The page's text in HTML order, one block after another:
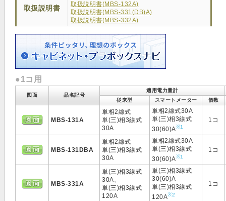
取扱説明書
取扱説明書(MBS-132A)
取扱説明書(MBS-331(DB)A)
取扱説明書(MBS-332A)
●1コ用
図面 品名記号
適用電力量計
従来型
スマートメーター 個数
MBS-131A
単相2線式
単(三)相3線式
30A
単相2線式30A
単(三)相3線式
30(60)A※1
1コ
MBS-131DBA
単相2線式
単(三)相3線式
30A
単相2線式30A
単(三)相3線式
30(60)A※1
1コ
MBS-331A
単(三)相3線式
30A、
単(三)相3線式
120A
単(三)相3線式
30(60)A
単(三)相3線式
120A※2
1コ